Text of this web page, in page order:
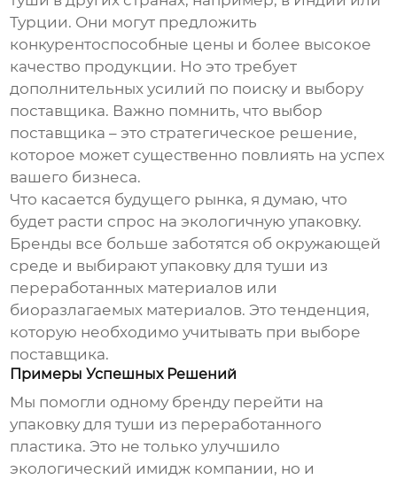
Турции. Они могут предложить
конкурентоспособные цены и более высокое
качество продукции. Но это требует
дополнительных усилий по поиску и выбору
поставщика. Важно помнить, что выбор
поставщика – это стратегическое решение,
которое может существенно повлиять на успех
вашего бизнеса.
Что касается будущего рынка, я думаю, что
будет расти спрос на экологичную упаковку.
Бренды все больше заботятся об окружающей
среде и выбираютупаковку для туши из
переработанных материалов или
биоразлагаемых материалов. Это тенденция,
которую необходимо учитывать при выборе
поставщика.
Примеры Успешных Решений
Мы помогли одному бренду перейти на
упаковку для туши из переработанного
пластика. Это не только улучшило
экологический имидж компании, но и